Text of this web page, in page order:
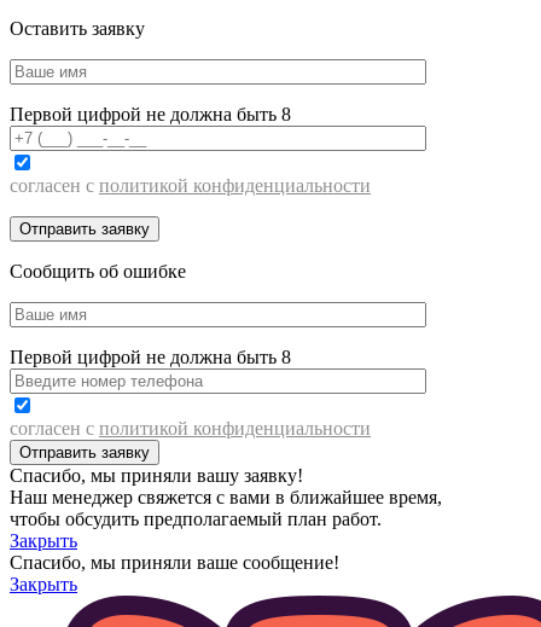
Оставить заявку
Первой цифрой не должна быть 8
согласен с политикой конфиденциальности
Сообщить об ошибке
Первой цифрой не должна быть 8
согласен с политикой конфиденциальности
Спасибо, мы приняли вашу заявку!
Наш менеджер свяжется с вами в ближайшее время,
чтобы обсудить предполагаемый план работ.
Закрыть
Спасибо, мы приняли ваше сообщение!
Закрыть